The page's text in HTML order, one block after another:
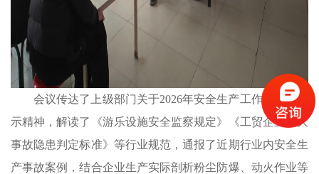
会议传达了上级部门关于2026年安全生产工作的最新指
示精神，解读了《游乐设施安全监察规定》《工贸企业重大
事故隐患判定标准》等行业规范，通报了近期行业内安全生
产事故案例，结合企业生产实际剖析粉尘防爆、动火作业等